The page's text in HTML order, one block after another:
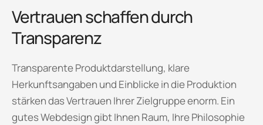
Vertrauen schaffen durch
Transparenz
Transparente Produktdarstellung, klare
Herkunftsangaben und Einblicke in die Produktion
stärken das Vertrauen Ihrer Zielgruppe enorm. Ein
gutes Webdesign gibt Ihnen Raum, Ihre Philosophie